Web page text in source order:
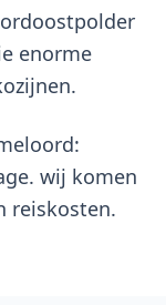
enorme
wij komen
reiskosten.